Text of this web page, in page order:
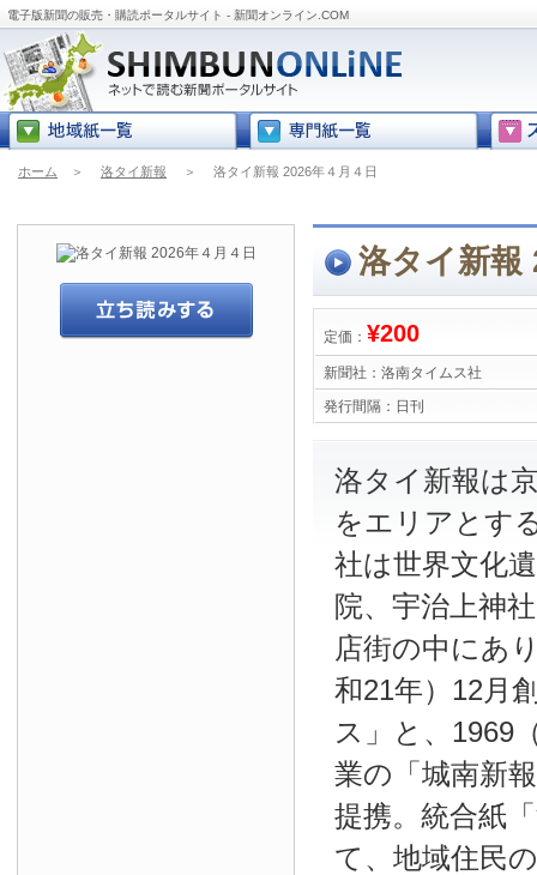
電子版新聞の販売・購読ポータルサイト - 新聞オンライン.COM
ホーム ＞ 洛タイ新報 ＞ 洛タイ新報 2026年４月４日
洛タイ新報
定価： ¥200
新聞社： 洛南タイムス社
発行間隔： 日刊
洛タイ新報は
をエリアとす
社は世界文化
院、宇治上神
店街の中にあ
和21年）12月
ス」と、1969
業の「城南新
提携。統合紙
て、地域住民